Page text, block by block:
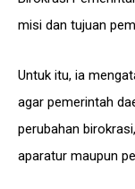
misi dan tujuan
Untuk itu, ia
agar pemerintah
perubahan
aparatur maupun